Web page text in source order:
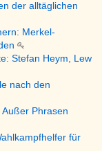
der alltäglichen
Merkel-
Stefan Heym, Lew
nach den
Phrasen
für